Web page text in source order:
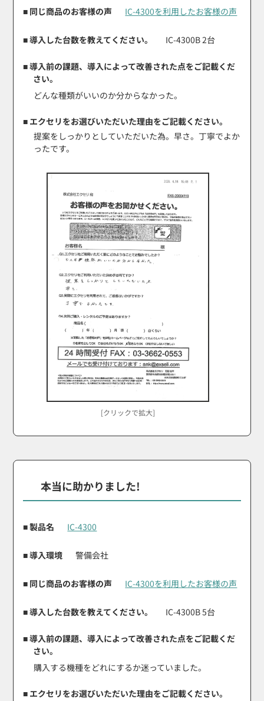
■ 同じ商品のお客様の声 IC-4300を利用したお客様の声
[クリックで拡大]
■ 導入した台数を教えてください。 IC-4300B 2台
■ 導入前の課題、導入によって改善された点をご記載くだ
さい。
どんな種類がいいのか分からなかった。
■ エクセリをお選びいただいた理由をご記載ください。
提案をしっかりとしていただいた為。早さ。丁寧でよか
ったです。
本当に助かりました!
■ 製品名 IC-4300
■ 導入環境 警備会社
■ 同じ商品のお客様の声 IC-4300を利用したお客様の声
■ 導入した台数を教えてください。 IC-4300B 5台
■ 導入前の課題、導入によって改善された点をご記載くだ
さい。
購入する機種をどれにするか迷っていました。
■ エクセリをお選びいただいた理由をご記載ください。